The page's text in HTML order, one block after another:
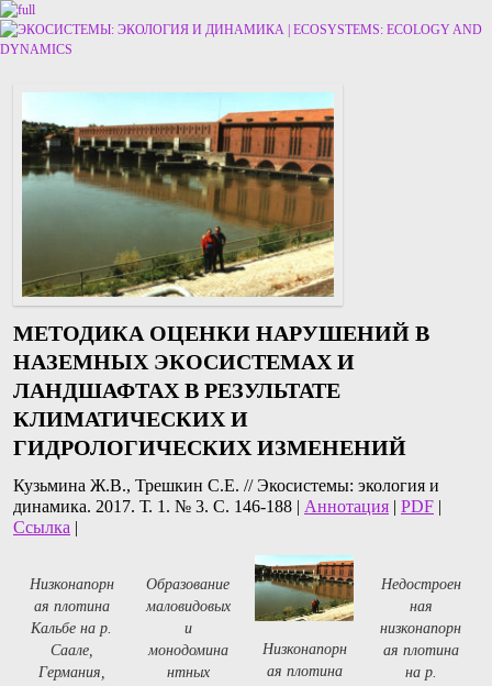
Перейти к основному содержимому
Перейти к дополнительному содержимому
МЕТОДИКА ОЦЕНКИ НАРУШЕНИЙ В
НАЗЕМНЫХ ЭКОСИСТЕМАХ И
ЛАНДШАФТАХ В РЕЗУЛЬТАТЕ
КЛИМАТИЧЕСКИХ И
ГИДРОЛОГИЧЕСКИХ ИЗМЕНЕНИЙ
Кузьмина Ж.В., Трешкин С.Е. // Экосистемы: экология и
динамика. 2017. Т. 1. № 3. С. 146-188 | Аннотация PDF
Ссылка
Низконапорн
ая плотина
Кальбе на р.
Саале,
Германия,
Образование
маловидовых
и
монодомина
нтных
Низконапорн
ая плотина
Недостроен
ная
низконапорн
ая плотина
на р.